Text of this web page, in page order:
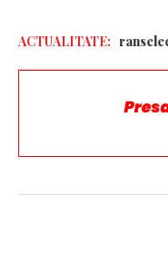
ACTUALITATE:
ploaie.